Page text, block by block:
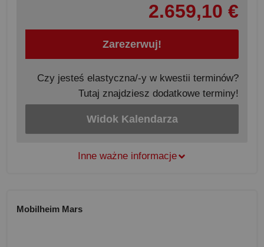
2.659,10 €
Zarezerwuj!
Czy jesteś elastyczna/-y w kwestii terminów?
Tutaj znajdziesz dodatkowe terminy!
Widok Kalendarza
Inne ważne informacje
Mobilheim Mars